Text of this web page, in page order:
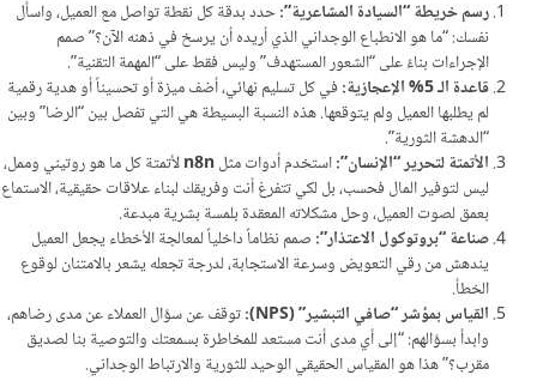
رسم خريطة “السيادة المشاعرية”:حدد بدقة كل نقطة تواصل مع العميل، واسأل
نفسك: “ما هو الانطباع الوجداني الذي أريده أن يرسخ في ذهنه الآن؟” صمم
الإجراءات بناءً على “الشعور المستهدف” وليس فقط على “المهمة التقنية”.
قاعدة الـ 5% الإعجازية:
في كل تسليم نهائي، أضف ميزة أو تحسيناً أو هدية رقمية
لم يطلبها العميل ولم يتوقعها. هذه النسبة البسيطة هي التي تفصل بين “الرضا” وبين
“الدهشة الثورية”.
الأتمتة لتحرير “الإنسان”:استخدم أدوات مثلn8nلأتمتة كل ما هو روتيني وممل،
ليس لتوفير المال فحسب، بل لكي تتفرغ أنت وفريقك لبناء علاقات حقيقية، الاستماع
بعمق لصوت العميل، وحل مشكلاته المعقدة بلمسة بشرية مبدعة.
صناعة “بروتوكول الاعتذار”: صمم نظاماً داخلياً لمعالجة الأخطاء يجعل العميل
يندهش من رقي التعويض وسرعة الاستجابة، لدرجة تجعله يشعر بالامتنان لوقوع
الخطأ.
القياس بمؤشر “صافي التبشير” (NPS):
توقف عن سؤال العملاء عن مدى رضاهم،
وابدأ بسؤالهم: “إلى أي مدى أنت مستعد للمخاطرة بسمعتك والتوصية بنا لصديق
مقرب؟” هذا هو المقياس الحقيقي الوحيد للثورية والارتباط الوجداني.